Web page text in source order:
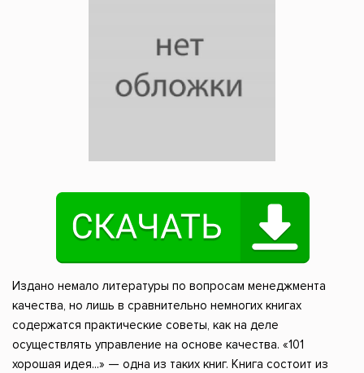
Издано немало литературы по вопросам менеджмента
качества, но лишь в сравнительно немногих книгах
содержатся практические советы, как на деле
осуществлять управление на основе качества. «101
хорошая идея...» — одна из таких книг. Книга состоит из